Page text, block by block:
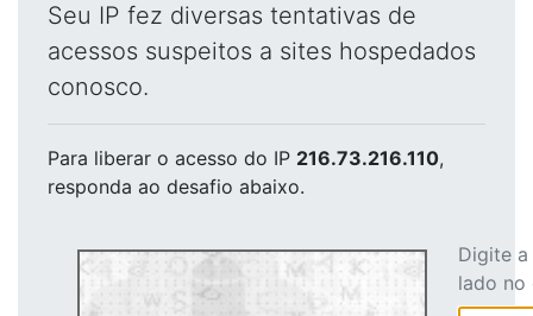
Seu IP fez diversas tentativas de
acessos suspeitos a sites hospedados
conosco.
Para liberar o acesso do IP 216.73.216.110,
responda ao desafio abaixo.
Digite
lado no